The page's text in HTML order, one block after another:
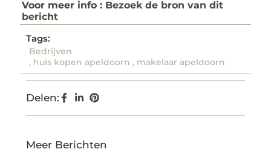
Voor meer info : Bezoek de bron van dit
bericht
Tags:
Bedrijven
, huis kopen apeldoorn , makelaar apeldoorn
Delen:
Meer Berichten